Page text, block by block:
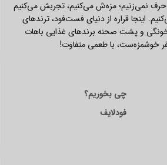
حرف نمی‌زنیم؛ مزه‌ش می‌کنیم، تجربش می‌کنیم
اینجا قراره از دنیای فست‌فود، ترندهای
و پشت صحنه برندهای غذایی باهات
خوشمزه‌ست، با طعمی متفاوت!
چی بخوریم؟
فودلایف